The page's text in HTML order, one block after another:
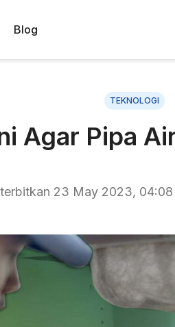
Blog
TEKNOLOGI
Agar Pipa
23 May 2023, 04:08